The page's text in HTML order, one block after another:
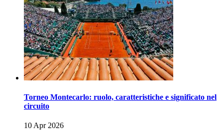
Torneo Montecarlo: ruolo, caratteristiche e significato nel
circuito
10 Apr 2026